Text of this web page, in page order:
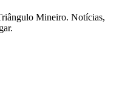
Mineiro. Notícias,